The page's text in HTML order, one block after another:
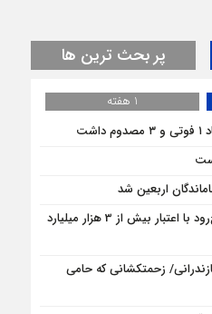
پر بحث ترین ها
1 هفته
اربعین شد
5 پروژه‌ عمرانی شهرداری سرخ‌رود با اعتبار بیش از 3 هزار میلیارد
زحمتکشانی که حامی